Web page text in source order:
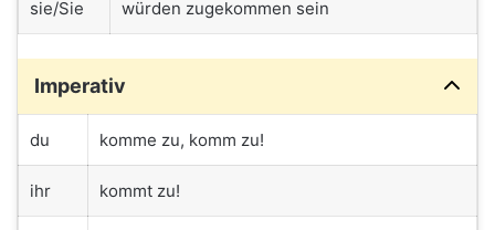
sie/Sie würden zugekommen sein
Imperativ
du komme zu, komm zu!
ihr kommt zu!